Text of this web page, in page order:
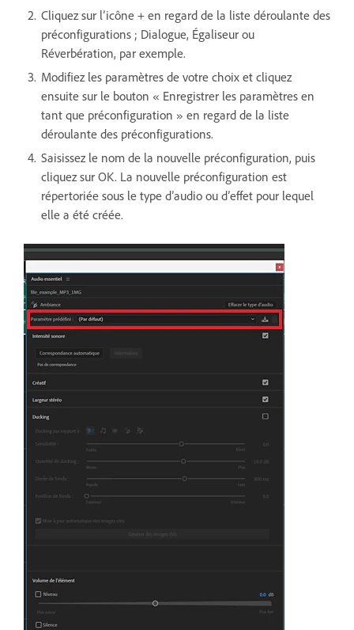
Cliquez sur l’icône + en regard de la liste déroulante des
préconfigurations ; Dialogue, Égaliseur ou
Réverbération, par exemple.
Modifiez les paramètres de votre choix et cliquez
ensuite sur le bouton « Enregistrer les paramètres en
tant que préconfiguration » en regard de la liste
déroulante des préconfigurations.
Saisissez le nom de la nouvelle préconfiguration, puis
cliquez sur OK. La nouvelle préconfiguration est
répertoriée sous le type d’audio ou d’effet pour lequel
elle a été créée.